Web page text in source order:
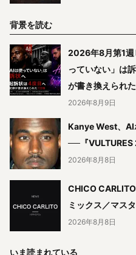
背景を読む
2026年8月第1週
っていない」は
が書き換えられ
2026年8月9日
Kanye West、AI
──『VULTURES
2026年8月8日
CHICO
ミックス／マス
2026年8月8日
いま読まれている